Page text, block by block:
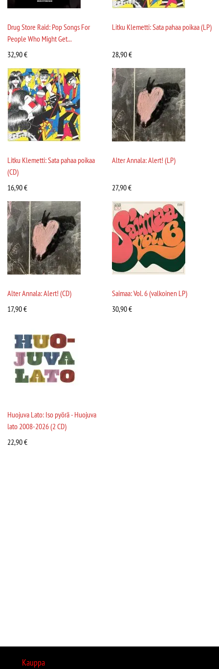
Drug Store Raid: Pop Songs For
People Who Might Get...
32,90€
Litku Klemetti: Sata pahaa poikaa (LP)
28,90€
Litku Klemetti: Sata pahaa poikaa
(CD)
16,90€
Alter Annala: Alert! (LP)
27,90€
Alter Annala: Alert! (CD)
17,90€
Saimaa: Vol. 6 (valkoinen LP)
30,90€
Huojuva Lato: Iso pyörä - Huojuva
lato 2008-2026 (2 CD)
22,90€
Kauppa